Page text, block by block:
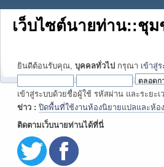
เว็บไซต์นายท่าน::ชุ
ยินดีต้อนรับคุณ, บุคคลทั่วไป กรุณา เข้าสู่
เข้าสู่ระบบด้วยชื่อผู้ใช้ รหัสผ่าน และระยะเ
ข่าว : ปิดพื้นที่ใช้งานห้องนิยายแปลและห้อ
ติดตามเว็บนายท่านได้ที่นี่